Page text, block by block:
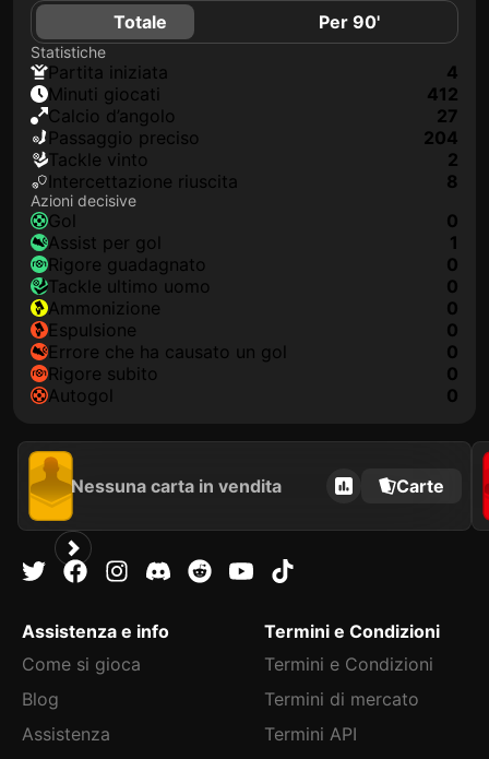
Totale Per 90'
Statistiche
Partita iniziata
4
Minuti giocati
412
Calcio d’angolo
27
Passaggio preciso
204
Tackle vinto
2
Intercettazione riuscita
8
Azioni decisive
Gol
0
Assist per gol
1
Rigore guadagnato
0
Tackle ultimo uomo
0
Ammonizione
0
Espulsione
0
Errore che ha causato un gol
0
Rigore subito
0
Autogol
0
Nessuna carta in vendita Carte
Assistenza e info
Come si gioca
Blog
Assistenza
Termini e Condizioni
Termini e Condizioni
Termini di mercato
Termini API